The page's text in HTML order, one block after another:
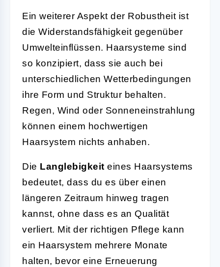
Ein weiterer Aspekt der Robustheit ist
die Widerstandsfähigkeit gegenüber
Umwelteinflüssen. Haarsysteme sind
so konzipiert, dass sie auch bei
unterschiedlichen Wetterbedingungen
ihre Form und Struktur behalten.
Regen, Wind oder Sonneneinstrahlung
können einem hochwertigen
Haarsystem nichts anhaben.
Die Langlebigkeit eines Haarsystems
bedeutet, dass du es über einen
längeren Zeitraum hinweg tragen
kannst, ohne dass es an Qualität
verliert. Mit der richtigen Pflege kann
ein Haarsystem mehrere Monate
halten, bevor eine Erneuerung